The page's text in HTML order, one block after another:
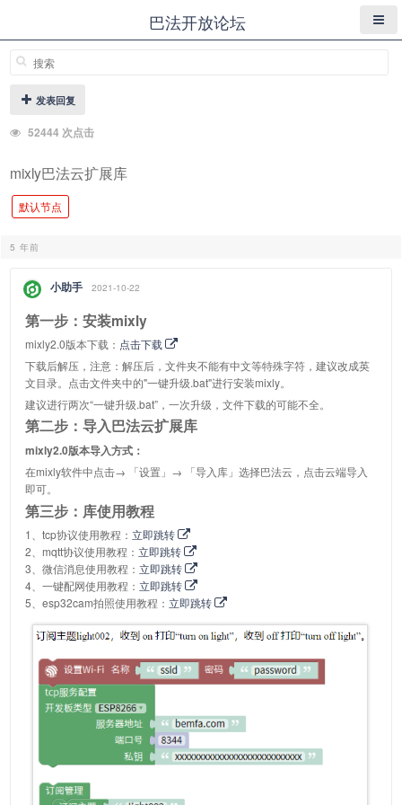
巴法开放论坛
发表回复
52444 次点击
mixly巴法云扩展库
默认节点
5 年前
小助手 2021-10-22
第一步：安装mixly
mixly2.0版本下载： 点击下载
下载后解压，注意：解压后，文件夹不能有中文等特殊字符，建议改成英
文目录。点击文件夹中的"一键升级.bat"进行安装mixly。
建议进行两次“一键升级.bat”，一次升级，文件下载的可能不全。
第二步：导入巴法云扩展库
mixly2.0版本导入方式：
在mixly软件中点击→ 「设置」→ 「导入库」选择巴法云，点击云端导入
即可。
第三步：库使用教程
1、tcp协议使用教程： 立即跳转
2、mqtt协议使用教程： 立即跳转
3、微信消息使用教程： 立即跳转
4、一键配网使用教程： 立即跳转
5、esp32cam拍照使用教程： 立即跳转